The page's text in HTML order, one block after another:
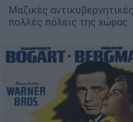
Μαζικές
πολλές πόλεις της χώρας